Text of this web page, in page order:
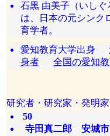
石黒 由美子（いしぐ
は、日本の元シンク
育学者。
愛知教育大学出身
身者
全国の愛知
研究者・研究家・発明家
50
寺田真二郎 安城市